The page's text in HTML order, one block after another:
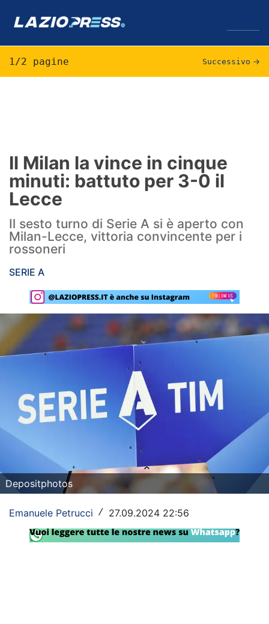
Formello
Infortuni
Primavera
Calciomercato
Social
Calcio
Champions League
Europa League
Altri Sport
Formula 1
Tennis
1/2 pagine Successivo →
Il Milan la vince in cinque
minuti: battuto per 3-0 il
Lecce
Il sesto turno di Serie A si è aperto con
Milan-Lecce, vittoria convincente per i
rossoneri
SERIE A
Depositphotos
Emanuele Petrucci / 27.09.2024 22:56